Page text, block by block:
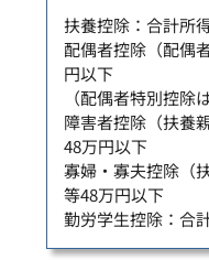
扶養控除：合計所
配偶者控除（配偶
円以下
（配偶者特別控除
障害者控除（扶養
48万円以下
寡婦・寡夫控除（
等48万円以下
勤労学生控除：合